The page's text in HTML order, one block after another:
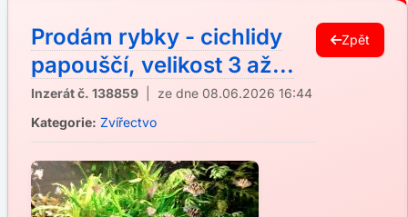
Prodám rybky - cichlidy
papouščí, velikost 3 až...
Inzerát č. 138859 | ze dne 08.06.2026 16:44
Kategorie: Zvířectvo
Zpět